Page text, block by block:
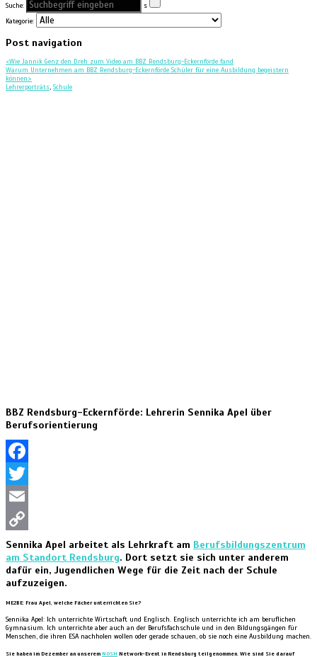
Suche:
s
Kategorie:
Post navigation
<Wie Jannik Genz den Dreh zum Video am BBZ Rendsburg-Eckernförde fand
Warum Unternehmen am BBZ Rendsburg-Eckernförde Schüler für eine Ausbildung begeistern
können>
Lehrerporträts, Schule
BBZ Rendsburg-Eckernförde: Lehrerin Sennika Apel über
Berufsorientierung
Facebook
Twitter
Email
Copy
Link
Sennika Apel arbeitet als Lehrkraft am Berufsbildungszentrum
am Standort Rendsburg. Dort setzt sie sich unter anderem
dafür ein, Jugendlichen Wege für die Zeit nach der Schule
aufzuzeigen.
ME2BE: Frau Apel, welche Fächer unterrichten Sie?
Sennika Apel: Ich unterrichte Wirtschaft und Englisch. Englisch unterrichte ich am beruflichen
Gymnasium. Ich unterrichte aber auch an der Berufsfachschule und in den Bildungsgängen für
Menschen, die ihren ESA nachholen wollen oder gerade schauen, ob sie noch eine Ausbildung machen.
Sie haben im Dezember an unserem NOSH Network-Event in Rendsburg teilgenommen. Wie sind Sie darauf